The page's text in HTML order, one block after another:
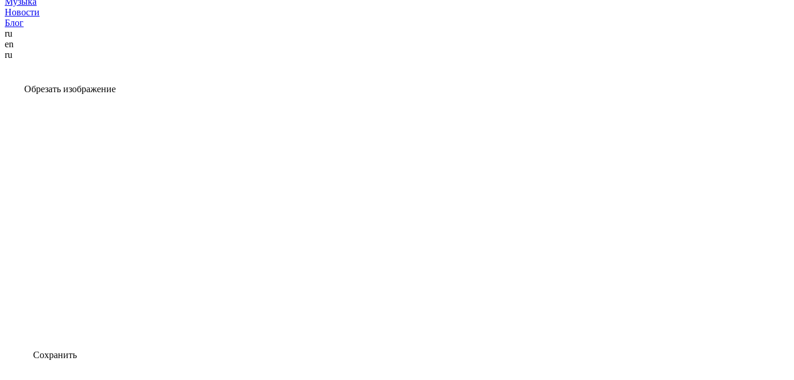
Новости
Блог
ru
en
ru
Обрезать изображение
Сохранить